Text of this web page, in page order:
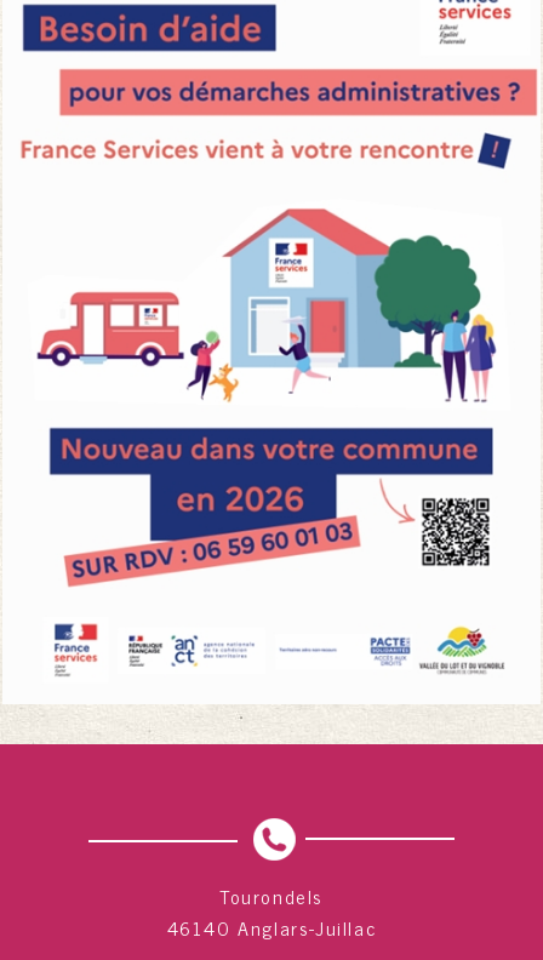
Tourondels
46140 Anglars-Juillac